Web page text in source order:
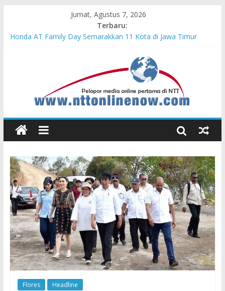
Jumat, Agustus 7, 2026
Terbaru:
Honda AT Family Day Semarakkan 11 Kota di Jawa Timur
BI Atas Kepeduliannya Tingkatkan Budaya Literasi
Astra Honda Siap Lanjutkan Performa Positif di ARRC
Pengadaan Kapal PPA Perkuat Kemampuan Pertahanan Udara
TNI AL Hadapi Ancaman Maritim Modern
Edukasi Keselamatan
Flores Headline